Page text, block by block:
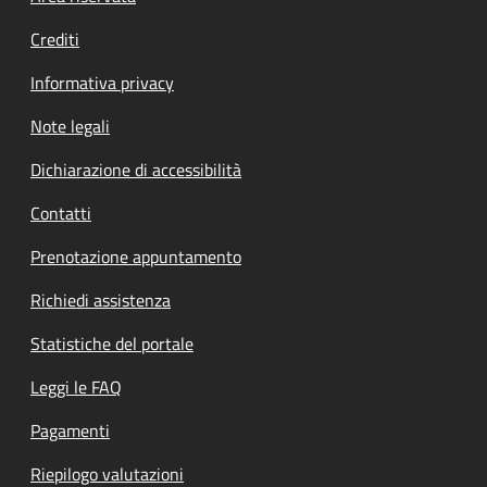
Crediti
Informativa privacy
Note legali
Dichiarazione di accessibilità
Contatti
Prenotazione appuntamento
Richiedi assistenza
Statistiche del portale
Leggi le FAQ
Pagamenti
Riepilogo valutazioni